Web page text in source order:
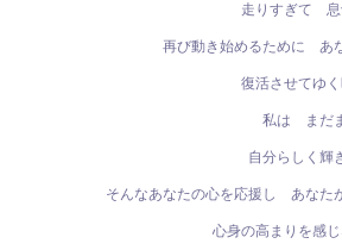
走りすぎて 息
再び動き始めるために あ
復活させてゆく
私は まだ
自分らしく輝
そんなあなたの心を応援し あな
心身の高まりを感